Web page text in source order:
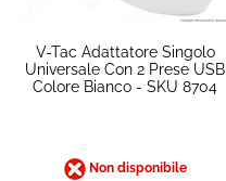
V-Tac Adattatore Singolo
Universale Con 2 Prese USB
Colore Bianco - SKU 8704
Non disponibile